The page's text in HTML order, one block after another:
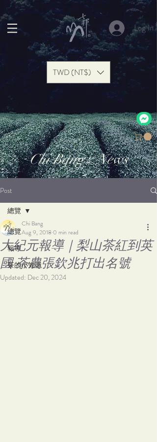
Log In
TWD (NT$)
Chi Bang | News
Post
總覽
報導
茶的小知識
總覽
大紀元報導｜梨山茶紅到英
國 茶農張欽兆打出名號
Chi Bang
Aug 9, 2018 0 min read
Updated: Dec 20, 2024